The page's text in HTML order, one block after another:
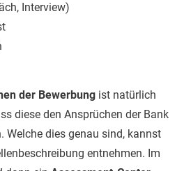
Interview)
der Bewerbung ist natürlich
diese den Ansprüchen der Bank
Welche dies genau sind, kannst
entnehmen. Im